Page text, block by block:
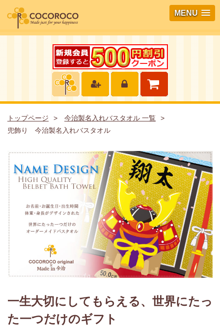
MENU
トップページ
今治製名入れバスタオル 一覧
兜飾り 今治製名入れバスタオル
一生大切にしてもらえる、世界にたっ
た一つだけのギフト